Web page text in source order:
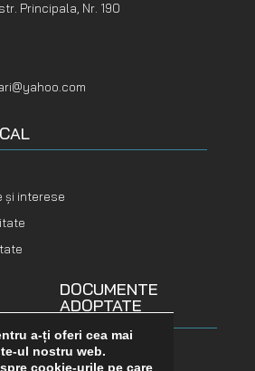
Principala, Nr. 190
și interese
DOCUMENTE
ADOPTATE
Hotărâri consiliu
a-ți oferi cea mai
ul nostru web.
cookie-urile pe care